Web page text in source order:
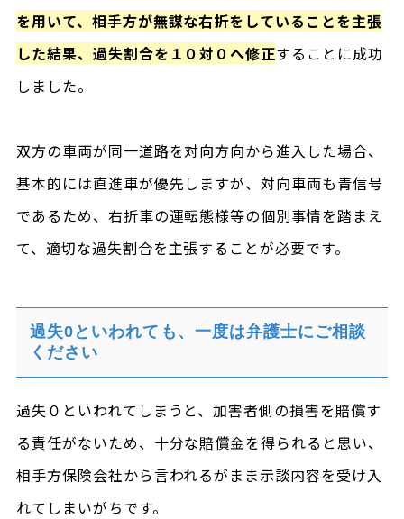
を用いて、相手方が無謀な右折をしていることを主張
した結果、過失割合を１０対０へ修正することに成功
しました。
双方の車両が同一道路を対向方向から進入した場合、
基本的には直進車が優先しますが、対向車両も青信号
であるため、右折車の運転態様等の個別事情を踏まえ
て、適切な過失割合を主張することが必要です。
過失0といわれても、一度は弁護士にご相談
ください
過失０といわれてしまうと、加害者側の損害を賠償す
る責任がないため、十分な賠償金を得られると思い、
相手方保険会社から言われるがまま示談内容を受け入
れてしまいがちです。